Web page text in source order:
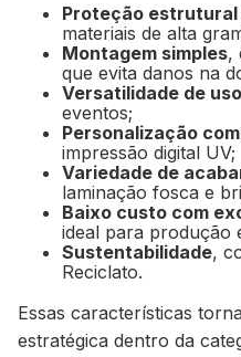
Proteção estrutural
materiais de alta
Montagem simples,
que evita danos na
Versatilidade de uso
eventos;
Personalização
impressão digital UV;
Variedade de
laminação fosca e
Baixo custo com
ideal para produção
Sustentabilidade,
Reciclato.
Essas características
estratégica dentro da